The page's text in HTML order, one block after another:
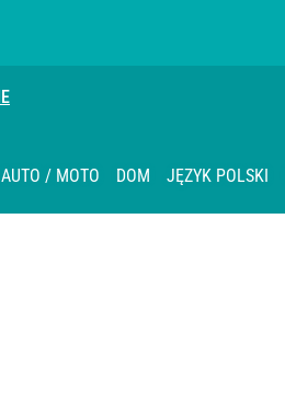
AUTO / MOTO DOM JĘZYK POLSKI